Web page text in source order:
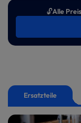
🔓Alle
Ersatzteile